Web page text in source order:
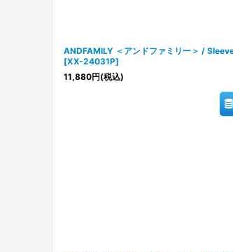
ANDFAMILY ＜アンドファミリー＞ /
[XX-24031P]
11,880円(税込)